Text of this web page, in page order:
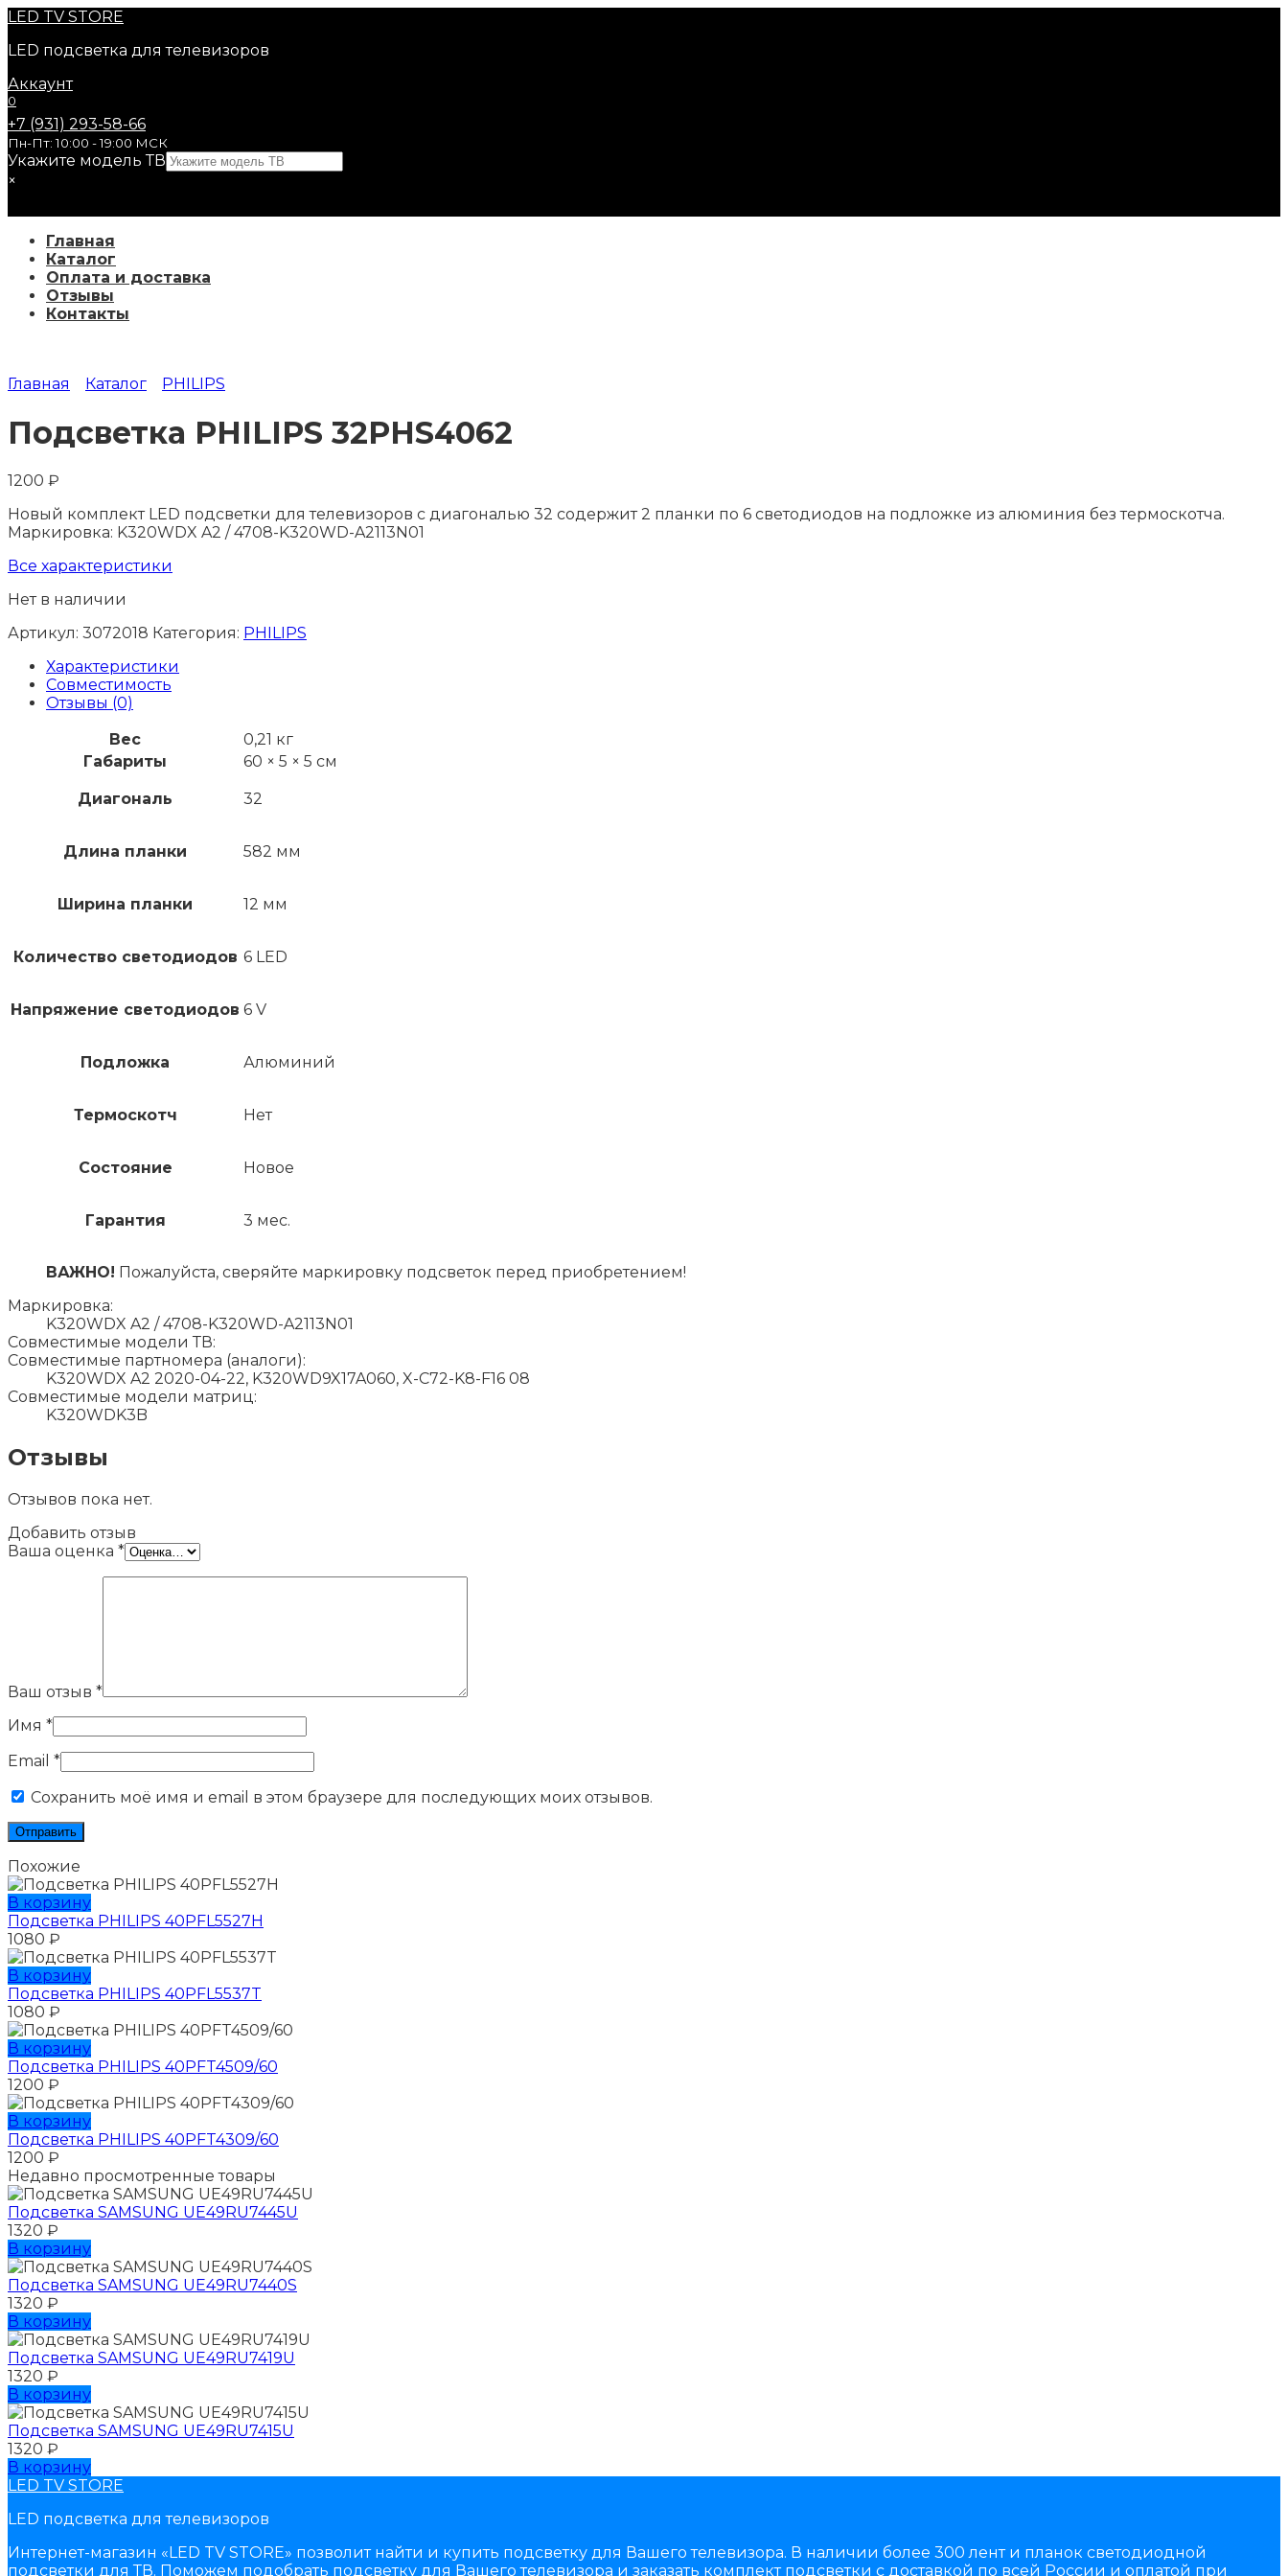
Перейти
содержанию
LED TV STORE
LED подсветка для телевизоров
Аккаунт
0
+7 (931) 293-58-66
Пн-Пт: 10:00 - 19:00 МСК
Укажите модель ТВ
×
Главная
Каталог
Оплата и доставка
Отзывы
Контакты
Главная Каталог PHILIPS
Подсветка PHILIPS 32PHS4062
1200 ₽
Новый комплект LED подсветки для телевизоров с диагональю 32 содержит 2 планки по 6 светодиодов на подложке из алюминия без термоскотча.
Маркировка: K320WDX A2 / 4708-K320WD-A2113N01
Все характеристики
Нет в наличии
Артикул: 3072018 Категория: PHILIPS
Характеристики
Совместимость
Отзывы (0)
Вес
0,21 кг
Габариты
60 × 5 × 5 см
Диагональ 32
Длина планки 582 мм
Ширина планки 12 мм
Количество светодиодов 6 LED
Напряжение светодиодов 6 V
Подложка Алюминий
Термоскотч Нет
Состояние Новое
Гарантия 3 мес.
ВАЖНО! Пожалуйста, сверяйте маркировку подсветок перед приобретением!
Маркировка:
K320WDX A2 / 4708-K320WD-A2113N01
Совместимые модели ТВ:
Совместимые партномера (аналоги):
K320WDX A2 2020-04-22, K320WD9X17A060, X-C72-K8-F16 08
Совместимые модели матриц:
K320WDK3B
Отзывы
Отзывов пока нет.
Добавить отзыв
Ваша оценка *
Ваш отзыв *
Имя *
Email *
Сохранить моё имя и email в этом браузере для последующих моих отзывов.
Похожие
В корзину
Подсветка PHILIPS 40PFL5527H
1080 ₽
В корзину
Подсветка PHILIPS 40PFL5537T
1080 ₽
В корзину
Подсветка PHILIPS 40PFT4509/60
1200 ₽
В корзину
Подсветка PHILIPS 40PFT4309/60
1200 ₽
Недавно просмотренные товары
Подсветка SAMSUNG UЕ49RU7445U
1320 ₽
В корзину
Подсветка SAMSUNG UЕ49RU7440S
1320 ₽
В корзину
Подсветка SAMSUNG UЕ49RU7419U
1320 ₽
В корзину
Подсветка SAMSUNG UЕ49RU7415U
1320 ₽
В корзину
LED TV STORE
LED подсветка для телевизоров
Интернет-магазин «LED TV STORE» позволит найти и купить подсветку для Вашего телевизора. В наличии более 300 лент и планок светодиодной
подсветки для ТВ. Поможем подобрать подсветку для Вашего телевизора и заказать комплект подсветки с доставкой по всей России и оплатой при